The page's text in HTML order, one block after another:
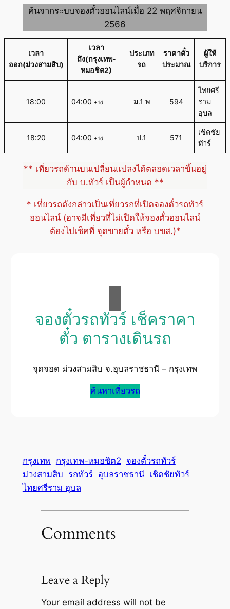
ค้นจากระบบจองตั๋วออนไลน์เมื่อ 22 พฤศจิกายน
2566
เวลา
ออก(ม่วงสามสิบ)
เวลา
ถึง(กรุงเทพ-
หมอชิต2)
ประเภท
รถ
ราคาตั๋ว
ประมาณ
ผู้ให้
บริการ
18:00 04:00 +1d ม.1 พ 594
ไทยศรี
ราม
อุบล
18:20 04:00 +1d ป.1 571
เชิดชัย
ทัวร์
** เที่ยวรถด้านบนเปลี่ยนแปลงได้ตลอดเวลาขึ้นอยู่
กับ บ.ทัวร์ เป็นผู้กำหนด **
* เที่ยวรถดังกล่าวเป็นเที่ยวรถที่เปิดจองตั๋วรถทัวร์
ออนไลน์ (อาจมีเที่ยวที่ไม่เปิดให้จองตั๋วออนไลน์
ต้องไปเช็คที่ จุดขายตั๋ว หรือ บขส.)*
จองตั๋วรถทัวร์ เช็คราคา
ตั๋ว ตารางเดินรถ
จุดจอด ม่วงสามสิบ จ.อุบลราชธานี – กรุงเทพ
ค้นหาเที่ยวรถ
กรุงเทพ กรุงเทพ-หมอชิต2 จองตั๋วรถทัวร์
ม่วงสามสิบ รถทัวร์ อุบลราชธานี เชิดชัยทัวร์
ไทยศรีราม อุบล
Comments
Leave a Reply
Your email address will not be